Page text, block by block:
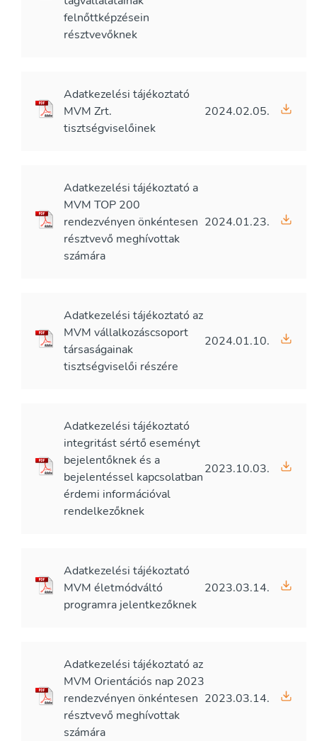
felnőttképzésein
résztvevőknek
Adatkezelési tájékoztató
MVM Zrt.
tisztségviselőinek
2024.02.05.
Adatkezelési tájékoztató a
MVM TOP 200
rendezvényen önkéntesen
résztvevő meghívottak
számára
2024.01.23.
Adatkezelési tájékoztató az
MVM vállalkozáscsoport
társaságainak
tisztségviselői részére
2024.01.10.
Adatkezelési tájékoztató
integritást sértő eseményt
bejelentőknek és a
bejelentéssel kapcsolatban
érdemi információval
rendelkezőknek
2023.10.03.
Adatkezelési tájékoztató
MVM életmódváltó
programra jelentkezőknek
2023.03.14.
Adatkezelési tájékoztató az
MVM Orientációs nap 2023
rendezvényen önkéntesen
résztvevő meghívottak
számára
2023.03.14.